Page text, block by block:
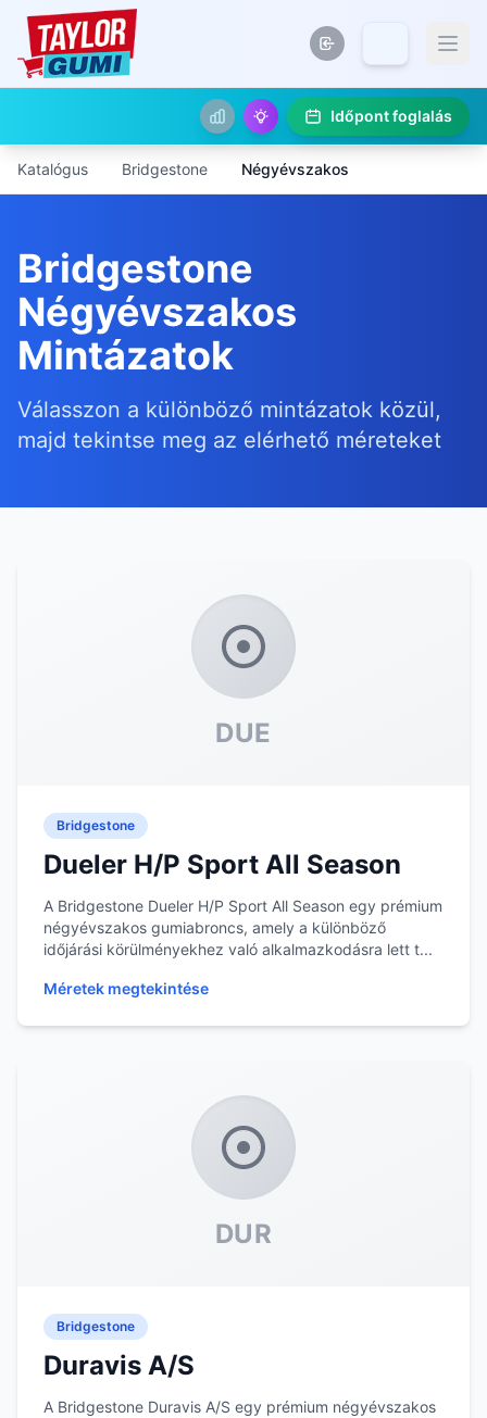
Időpont foglalás
Katalógus Bridgestone Négyévszakos
Bridgestone
Négyévszakos
Mintázatok
Válasszon a különböző mintázatok közül,
majd tekintse meg az elérhető méreteket
DUE
Bridgestone
Dueler H/P Sport All Season
A Bridgestone Dueler H/P Sport All Season egy prémium
négyévszakos gumiabroncs, amely a különböző
időjárási körülményekhez való alkalmazkodásra lett t...
Méretek megtekintése
DUR
Bridgestone
Duravis A/S
A Bridgestone Duravis A/S egy prémium négyévszakos